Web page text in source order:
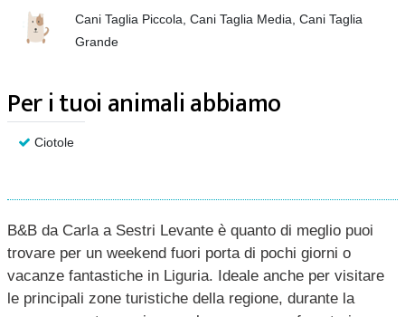
Cani Taglia Piccola, Cani Taglia Media, Cani Taglia
Grande
Per i tuoi animali abbiamo
Ciotole
B&B da Carla a Sestri Levante è quanto di meglio puoi
trovare per un weekend fuori porta di pochi giorni o
vacanze fantastiche in Liguria. Ideale anche per visitare
le principali zone turistiche della regione, durante la